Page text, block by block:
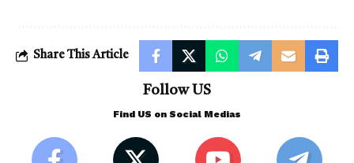
Share This Article
Follow US
Find US on Social Medias